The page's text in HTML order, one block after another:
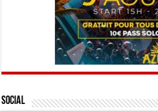
Social